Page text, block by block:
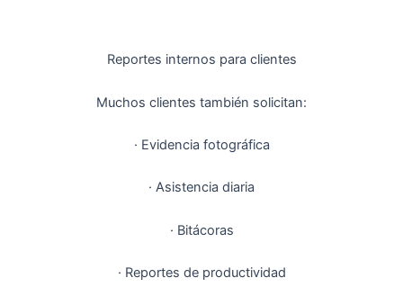
Reportes internos para clientes
Muchos clientes también solicitan:
· Evidencia fotográfica
· Asistencia diaria
· Bitácoras
· Reportes de productividad